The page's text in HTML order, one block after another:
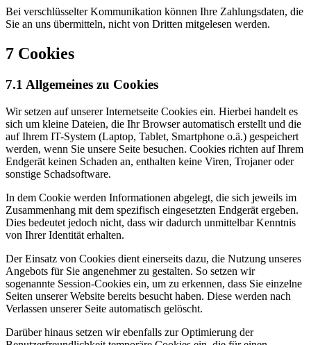
Bei verschlüsselter Kommunikation können Ihre Zahlungsdaten, die
Sie an uns übermitteln, nicht von Dritten mitgelesen werden.
7 Cookies
7.1 Allgemeines zu Cookies
Wir setzen auf unserer Internetseite Cookies ein. Hierbei handelt es
sich um kleine Dateien, die Ihr Browser automatisch erstellt und die
auf Ihrem IT-System (Laptop, Tablet, Smartphone o.ä.) gespeichert
werden, wenn Sie unsere Seite besuchen. Cookies richten auf Ihrem
Endgerät keinen Schaden an, enthalten keine Viren, Trojaner oder
sonstige Schadsoftware.
In dem Cookie werden Informationen abgelegt, die sich jeweils im
Zusammenhang mit dem spezifisch eingesetzten Endgerät ergeben.
Dies bedeutet jedoch nicht, dass wir dadurch unmittelbar Kenntnis
von Ihrer Identität erhalten.
Der Einsatz von Cookies dient einerseits dazu, die Nutzung unseres
Angebots für Sie angenehmer zu gestalten. So setzen wir
sogenannte Session-Cookies ein, um zu erkennen, dass Sie einzelne
Seiten unserer Website bereits besucht haben. Diese werden nach
Verlassen unserer Seite automatisch gelöscht.
Darüber hinaus setzen wir ebenfalls zur Optimierung der